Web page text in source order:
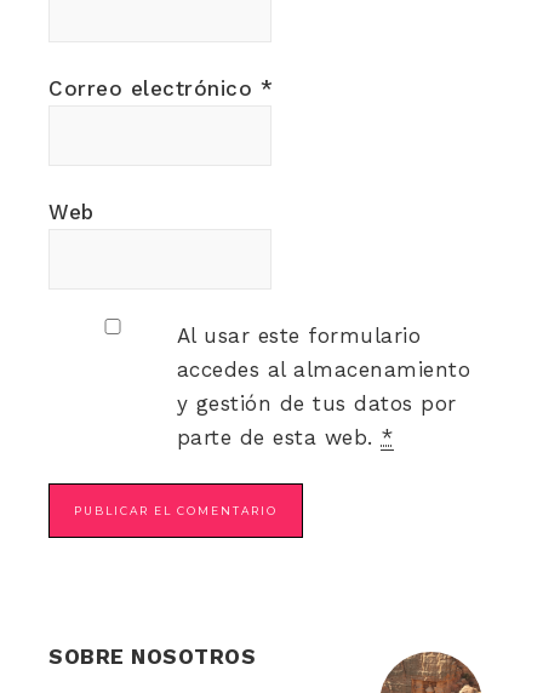
Correo electrónico *
Web
Al usar este formulario
accedes al almacenamiento
y gestión de tus datos por
parte de esta web. *
SOBRE NOSOTROS